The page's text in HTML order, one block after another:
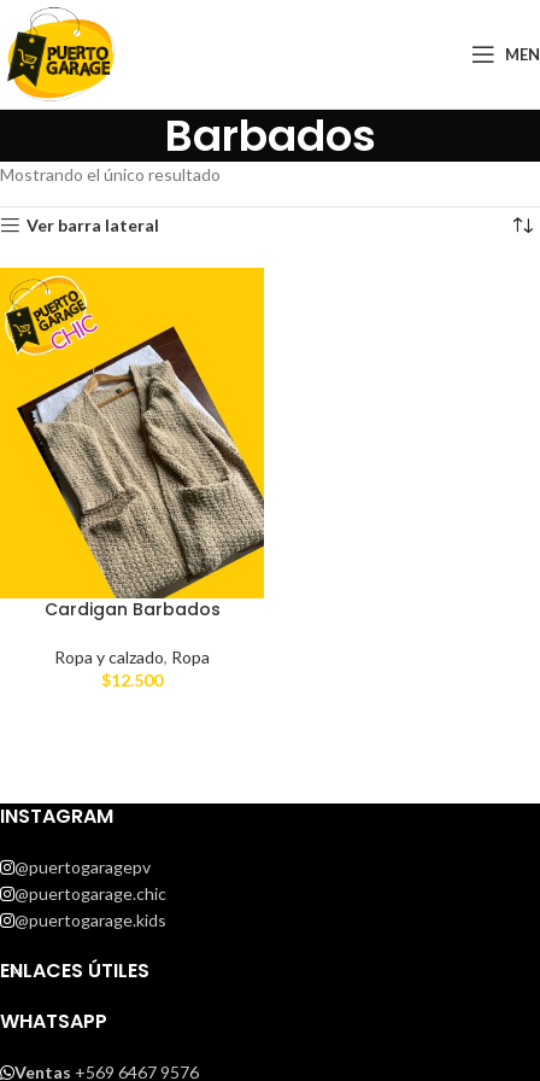
Barbados
Mostrando el único resultado
Ver barra lateral
Cardigan Barbados
Ropa y calzado, Ropa
$12.500
INSTAGRAM
@puertogaragepv
@puertogarage.chic
@puertogarage.kids
ENLACES ÚTILES
WHATSAPP
Ventas +569 6467 9576